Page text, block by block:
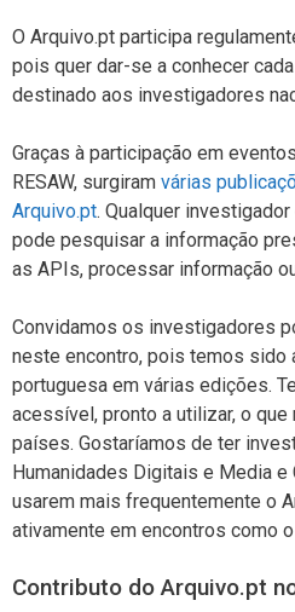
O Arquivo.pt participa
pois quer dar-se a conhecer
destinado aos investigadores
Graças à participação em
RESAW, surgiram várias
Arquivo.pt. Qualquer
pode pesquisar a informação
as APIs, processar informação
Convidamos os investigadores
neste encontro, pois temos sido
portuguesa em várias edições.
acessível, pronto a utilizar, o
países. Gostaríamos de ter
Humanidades Digitais e Media e
usarem mais frequentemente o
ativamente em encontros como o
Contributo do Arquivo.pt